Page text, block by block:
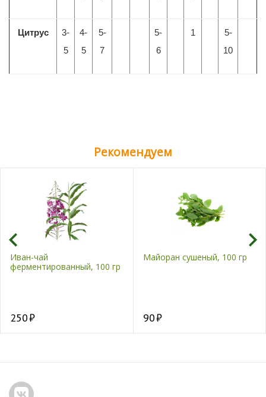
Цитрус
3-
5
4-
5
5-
7
5-
6
1
5-
10
Рекомендуем
Иван-чай
ферментированный, 100 гр
250
Майоран сушеный, 100 гр
90